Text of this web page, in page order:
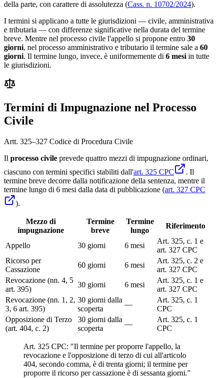
della parte, con carattere di assolutezza (Cass. n. 10702/2024).
I termini si applicano a tutte le giurisdizioni — civile, amministrativa
e tributaria — con differenze significative nella durata del termine
breve. Mentre nel processo civile l'appello si propone entro 30
giorni, nel processo amministrativo e tributario il termine sale a 60
giorni. Il termine lungo, invece, è uniformemente di 6 mesi in tutte
le giurisdizioni.
Termini di Impugnazione nel Processo
Civile
Artt. 325–327 Codice di Procedura Civile
Il processo civile prevede quattro mezzi di impugnazione ordinari,
ciascuno con termini specifici stabiliti dall'art. 325 CPC
. Il
termine breve decorre dalla notificazione della sentenza, mentre il
termine lungo di 6 mesi dalla data di pubblicazione (art. 327 CPC
).
Mezzo di
impugnazione
Termine
breve
Termine
lungo
Riferimento
Appello 30 giorni 6 mesi
Art. 325, c. 1 e
art. 327 CPC
Ricorso per
Cassazione
60 giorni 6 mesi
Art. 325, c. 2 e
art. 327 CPC
Revocazione (nn. 4, 5
art. 395)
30 giorni 6 mesi
Art. 325, c. 1 e
art. 327 CPC
Revocazione (nn. 1, 2,
3, 6 art. 395)
30 giorni dalla
scoperta
—
Art. 325, c. 1
CPC
Opposizione di Terzo
(art. 404, c. 2)
30 giorni dalla
scoperta
—
Art. 325, c. 1
CPC
Art. 325 CPC: "Il termine per proporre l'appello, la
revocazione e l'opposizione di terzo di cui all'articolo
404, secondo comma, è di trenta giorni; il termine per
proporre il ricorso per cassazione è di sessanta giorni."